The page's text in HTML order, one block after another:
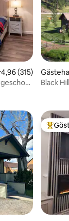
Bewertungen
4,96 (315)
Black